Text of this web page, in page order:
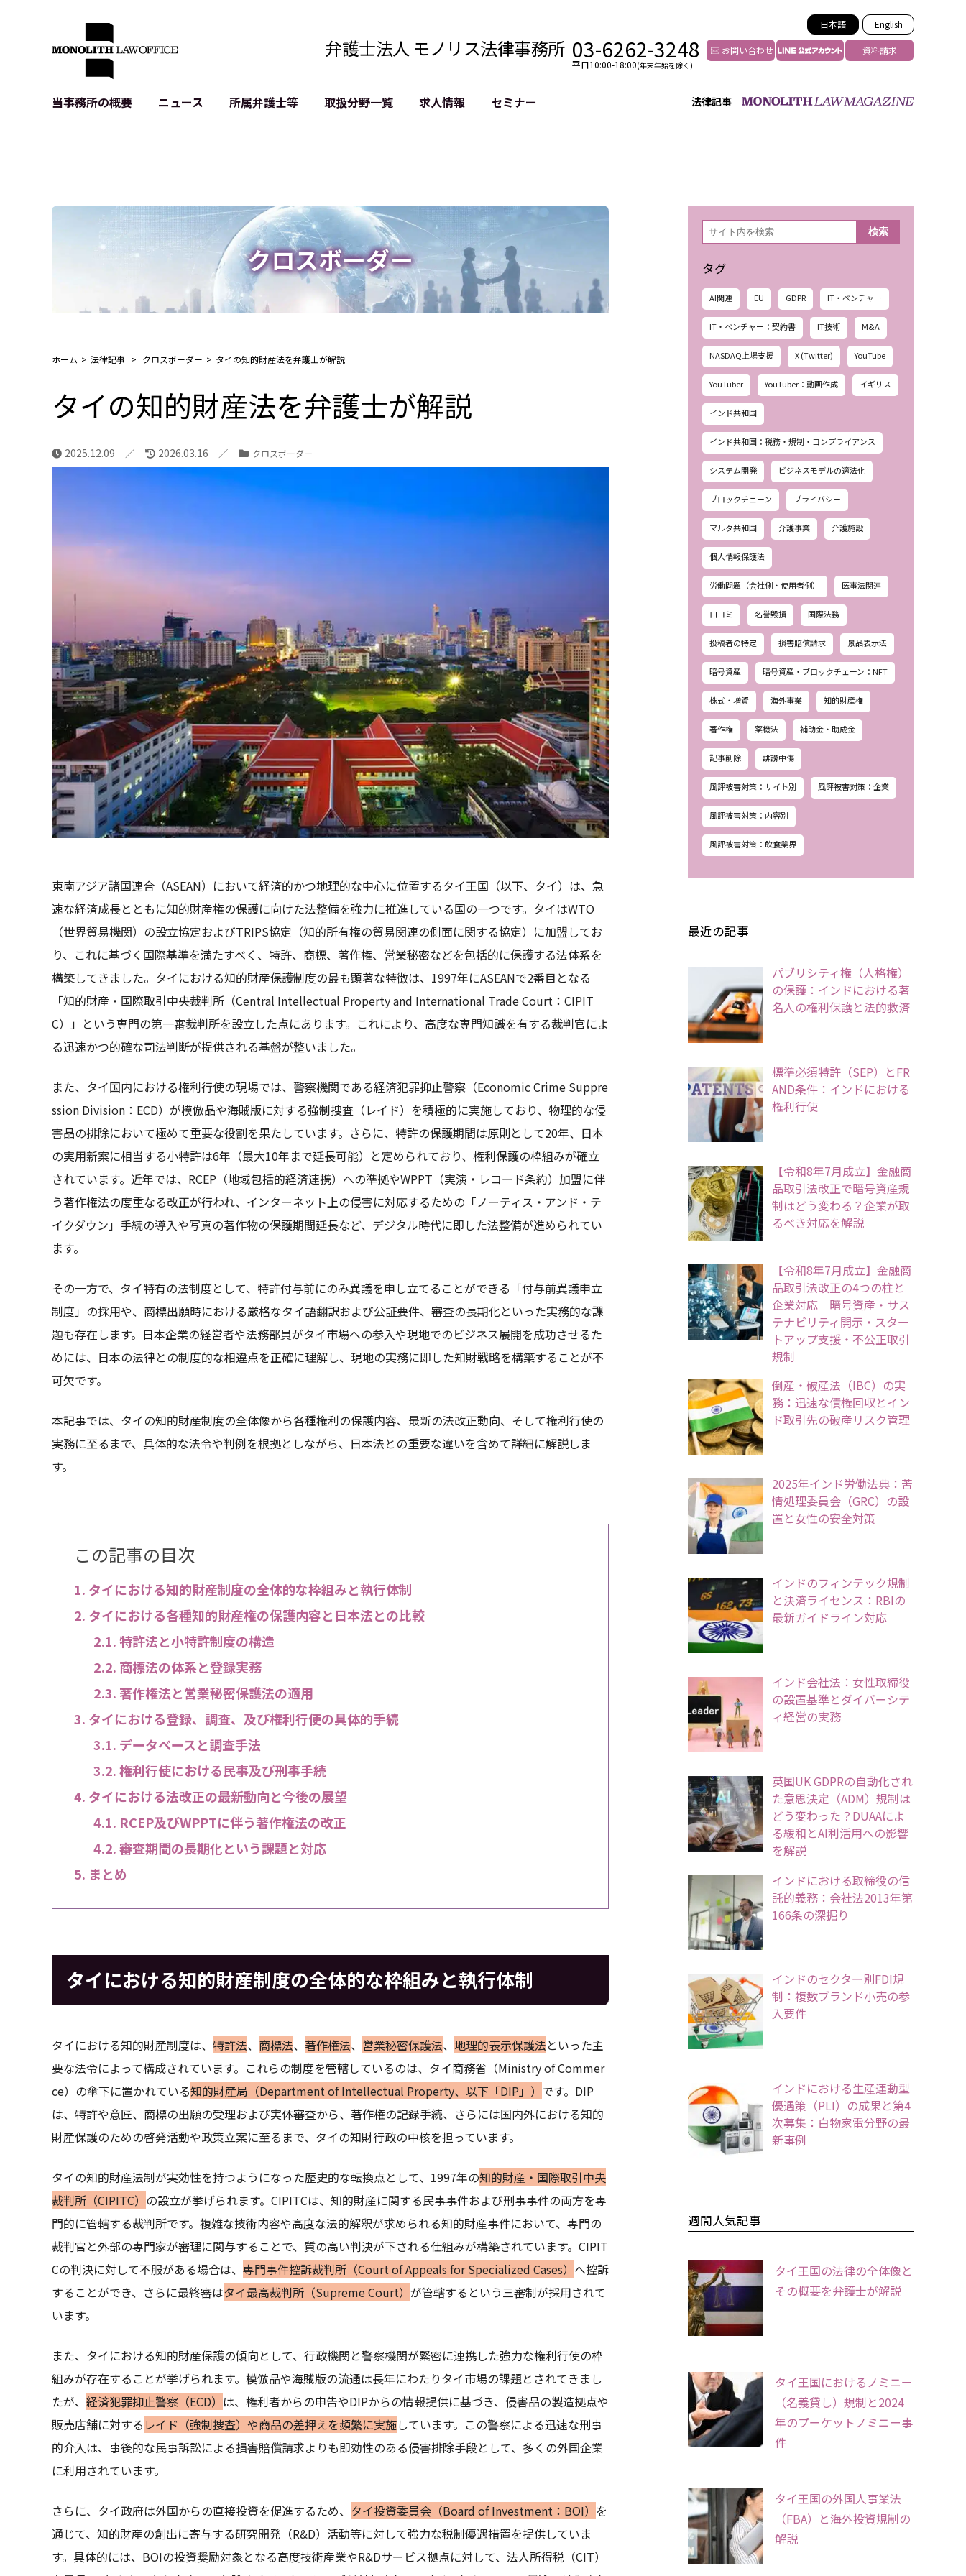
日本語 English
弁護士法人 モノリス法律事務所 03-6262-3248
平日10:00-18:00(年末年始を除く)
お問い合わせ 資料請求
法律記事
当事務所の概要 ニュース 所属弁護士等 取扱分野一覧
IPO（上場）支援
生成AI関連法務
記事・LPの薬機法等チェック
D2C等の不正転売対策
サイバー犯罪の刑事告訴等
GDPR対応支援
誹謗中傷加害者の弁護
リスティング汚染の削除対策
YouTube等SNSのM&A
求人情報 セミナー
クロスボーダー
ホーム > 法律記事 > クロスボーダー > タイの知的財産法を弁護士が解説
タイの知的財産法を弁護士が解説
2025.12.09 2026.03.16 クロスボーダー
東南アジア諸国連合（ASEAN）において経済的かつ地理的な中心に位置するタイ王国（以下、タイ）は、急
速な経済成長とともに知的財産権の保護に向けた法整備を強力に推進している国の一つです。タイはWTO
（世界貿易機関）の設立協定およびTRIPS協定（知的所有権の貿易関連の側面に関する協定）に加盟してお
り、これに基づく国際基準を満たすべく、特許、商標、著作権、営業秘密などを包括的に保護する法体系を
構築してきました。タイにおける知的財産保護制度の最も顕著な特徴は、1997年にASEANで2番目となる
「知的財産・国際取引中央裁判所（Central Intellectual Property and International Trade Court：CIPIT
C）」という専門の第一審裁判所を設立した点にあります。これにより、高度な専門知識を有する裁判官によ
る迅速かつ的確な司法判断が提供される基盤が整いました。
また、タイ国内における権利行使の現場では、警察機関である経済犯罪抑止警察（Economic Crime Suppre
ssion Division：ECD）が模倣品や海賊版に対する強制捜査（レイド）を積極的に実施しており、物理的な侵
害品の排除において極めて重要な役割を果たしています。さらに、特許の保護期間は原則として20年、日本
の実用新案に相当する小特許は6年（最大10年まで延長可能）と定められており、権利保護の枠組みが確立
されています。近年では、RCEP（地域包括的経済連携）への準拠やWPPT（実演・レコード条約）加盟に伴
う著作権法の度重なる改正が行われ、インターネット上の侵害に対応するための「ノーティス・アンド・テ
イクダウン」手続の導入や写真の著作物の保護期間延長など、デジタル時代に即した法整備が進められてい
ます。
その一方で、タイ特有の法制度として、特許付与前にのみ異議を申し立てることができる「付与前異議申立
制度」の採用や、商標出願時における厳格なタイ語翻訳および公証要件、審査の長期化といった実務的な課
題も存在します。日本企業の経営者や法務部員がタイ市場への参入や現地でのビジネス展開を成功させるた
めには、日本の法律との制度的な相違点を正確に理解し、現地の実務に即した知財戦略を構築することが不
可欠です。
本記事では、タイの知的財産制度の全体像から各種権利の保護内容、最新の法改正動向、そして権利行使の
実務に至るまで、具体的な法令や判例を根拠としながら、日本法との重要な違いを含めて詳細に解説しま
す。
この記事の目次
タイにおける知的財産制度の全体的な枠組みと執行体制
タイにおける各種知的財産権の保護内容と日本法との比較
特許法と小特許制度の構造
商標法の体系と登録実務
著作権法と営業秘密保護法の適用
タイにおける登録、調査、及び権利行使の具体的手続
データベースと調査手法
権利行使における民事及び刑事手続
タイにおける法改正の最新動向と今後の展望
RCEP及びWPPTに伴う著作権法の改正
審査期間の長期化という課題と対応
まとめ
タイにおける知的財産制度の全体的な枠組みと執行体制
タイにおける知的財産制度は、 特許法、 商標法、 著作権法、 営業秘密保護法、 地理的表示保護法といった主
要な法令によって構成されています。これらの制度を管轄しているのは、タイ商務省（Ministry of Commer
ce）の傘下に置かれている知的財産局（Department of Intellectual Property、以下「DIP」） です。DIP
は、特許や意匠、商標の出願の受理および実体審査から、著作権の記録手続、さらには国内外における知的
財産保護のための啓発活動や政策立案に至るまで、タイの知財行政の中核を担っています。
タイの知的財産法制が実効性を持つようになった歴史的な転換点として、1997年の知的財産・国際取引中央
裁判所（CIPITC） の設立が挙げられます。CIPITCは、知的財産に関する民事事件および刑事事件の両方を専
門的に管轄する裁判所です。複雑な技術内容や高度な法的解釈が求められる知的財産事件において、専門の
裁判官と外部の専門家が審理に関与することで、質の高い判決が下される仕組みが構築されています。CIPIT
Cの判決に対して不服がある場合は、 専門事件控訴裁判所（Court of Appeals for Specialized Cases） へ控訴
することができ、さらに最終審はタイ最高裁判所（Supreme Court） が管轄するという三審制が採用されて
います。
また、タイにおける知的財産保護の傾向として、行政機関と警察機関が緊密に連携した強力な権利行使の枠
組みが存在することが挙げられます。模倣品や海賊版の流通は長年にわたりタイ市場の課題とされてきまし
たが、 経済犯罪抑止警察（ECD） は、権利者からの申告やDIPからの情報提供に基づき、侵害品の製造拠点や
販売店舗に対する レイド（強制捜査）や商品の差押えを頻繁に実施しています。この警察による迅速な刑事
的介入は、事後的な民事訴訟による損害賠償請求よりも即効性のある侵害排除手段として、多くの外国企業
に利用されています。
さらに、タイ政府は外国からの直接投資を促進するため、 タイ投資委員会（Board of Investment：BOI） を
通じて、知的財産の創出に寄与する研究開発（R&D）活動等に対して強力な税制優遇措置を提供していま
す。具体的には、BOIの投資奨励対象となる高度技術産業やR&Dサービス拠点に対して、法人所得税（CIT）
検
索 検索
タグ
AI関連 EU GDPR IT・ベンチャー
IT・ベンチャー：契約書 IT技術 M&A
NASDAQ上場支援 X (Twitter) YouTube
YouTuber YouTuber：動画作成 イギリス
インド共和国
インド共和国：税務・規制・コンプライアンス
システム開発 ビジネスモデルの適法化
ブロックチェーン プライバシー
マルタ共和国 介護事業 介護施設
個人情報保護法
労働問題（会社側・使用者側） 医事法関連
口コミ 名誉毀損 国際法務
投稿者の特定 損害賠償請求 景品表示法
暗号資産 暗号資産・ブロックチェーン：NFT
株式・増資 海外事業 知的財産権
著作権 薬機法 補助金・助成金
記事削除 誹謗中傷
風評被害対策：サイト別 風評被害対策：企業
風評被害対策：内容別
風評被害対策：飲食業界
最近の記事
パブリシティ権（人格権）
の保護：インドにおける著
名人の権利保護と法的救済
標準必須特許（SEP）とFR
AND条件：インドにおける
権利行使
【令和8年7月成立】金融商
品取引法改正で暗号資産規
制はどう変わる？企業が取
るべき対応を解説
【令和8年7月成立】金融商
品取引法改正の4つの柱と
企業対応｜暗号資産・サス
テナビリティ開示・スター
トアップ支援・不公正取引
規制
倒産・破産法（IBC）の実
務：迅速な債権回収とイン
ド取引先の破産リスク管理
2025年インド労働法典：苦
情処理委員会（GRC）の設
置と女性の安全対策
インドのフィンテック規制
と決済ライセンス：RBIの
最新ガイドライン対応
インド会社法：女性取締役
の設置基準とダイバーシテ
ィ経営の実務
英国UK GDPRの自動化され
た意思決定（ADM）規制は
どう変わった？DUAAによ
る緩和とAI利活用への影響
を解説
インドにおける取締役の信
託的義務：会社法2013年第
166条の深掘り
インドのセクター別FDI規
制：複数ブランド小売の参
入要件
インドにおける生産連動型
優遇策（PLI）の成果と第4
次募集：白物家電分野の最
新事例
週間人気記事
タイ王国の法律の全体像と
その概要を弁護士が解説
タイ王国におけるノミニー
（名義貸し）規制と2024
年のプーケットノミニー事
件
タイ王国の外国人事業法
（FBA）と海外投資規制の
解説